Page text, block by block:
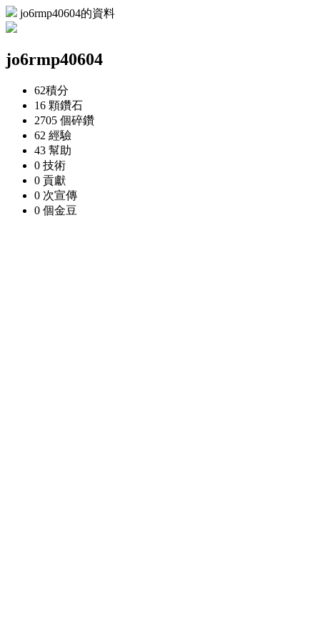
jo6rmp40604的資料
jo6rmp40604
62積分
16 顆鑽石
2705 個碎鑽
62 經驗
43 幫助
0 技術
0 貢獻
0 次宣傳
0 個金豆